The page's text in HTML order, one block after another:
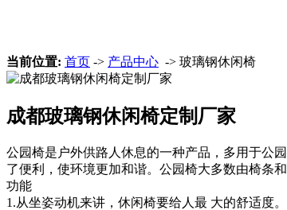
当前位置: 首页 -> 产品中心 -> 玻璃钢休闲椅
成都玻璃钢休闲椅定制厂家
公园椅是户外供路人休息的一种产品，多用于公
了便利，使环境更加和谐。公园椅大多数由椅条和
功能
1.从坐姿动机来讲，休闲椅要给人最 大的舒适度。